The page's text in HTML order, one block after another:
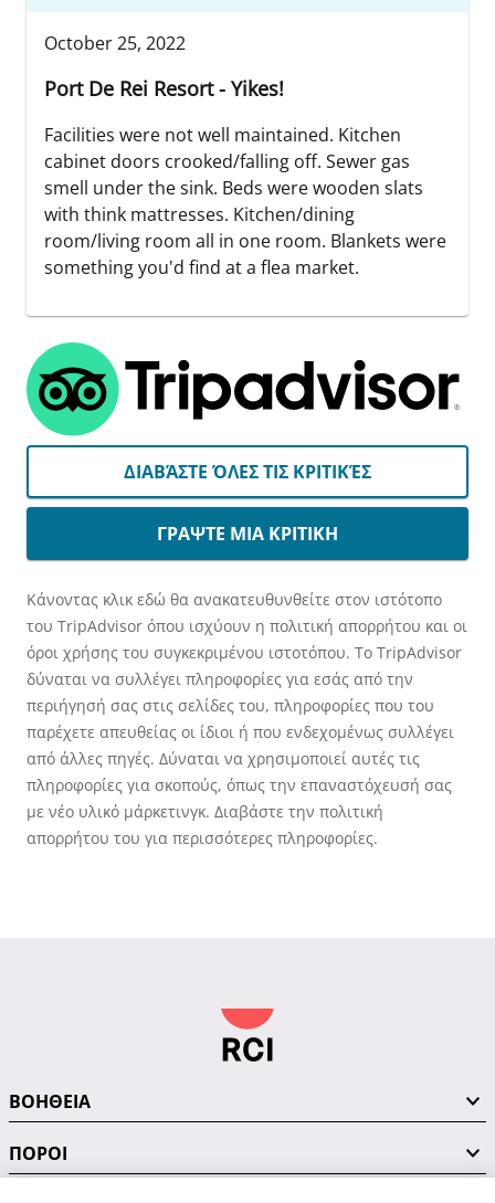
October 25, 2022
Port De Rei Resort - Yikes!
Facilities were not well maintained. Kitchen
cabinet doors crooked/falling off. Sewer gas
smell under the sink. Beds were wooden slats
with think mattresses. Kitchen/dining
room/living room all in one room. Blankets were
something you'd find at a flea market.
ΔΙΑΒΆΣΤΕ ΌΛΕΣ ΤΙΣ ΚΡΙΤΙΚΈΣ
ΓΡΑΨΤΕ ΜΙΑ ΚΡΙΤΙΚΗ
Κάνοντας κλικ εδώ θα ανακατευθυνθείτε στον ιστότοπο
του TripAdvisor όπου ισχύουν η πολιτική απορρήτου και οι
όροι χρήσης του συγκεκριμένου ιστοτόπου. Το TripAdvisor
δύναται να συλλέγει πληροφορίες για εσάς από την
περιήγησή σας στις σελίδες του, πληροφορίες που του
παρέχετε απευθείας οι ίδιοι ή που ενδεχομένως συλλέγει
από άλλες πηγές. Δύναται να χρησιμοποιεί αυτές τις
πληροφορίες για σκοπούς, όπως την επαναστόχευσή σας
με νέο υλικό μάρκετινγκ. Διαβάστε την πολιτική
απορρήτου του για περισσότερες πληροφορίες.
ΒΟΗΘΕΙΑ
ΠΟΡΟΙ